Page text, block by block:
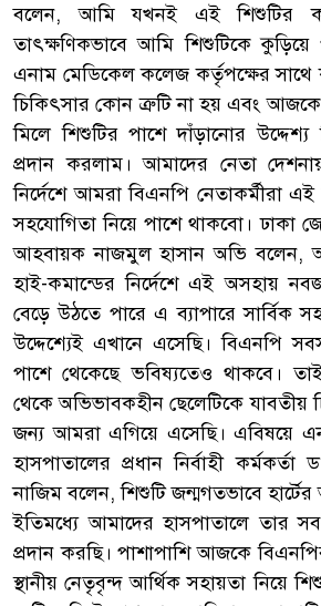
বলেন, আমি যখনই এই শিশুটির
তাৎক্ষণিকভাবে আমি শিশুটিকে
এনাম মেডিকেল কলেজ কর্তৃপক্ষের সাথে
চিকিৎসার কোন ত্রুটি না হয় এবং আজকে
মিলে শিশুটির পাশে দাঁড়ানোর
প্রদান করলাম। আমাদের নেতা
নির্দেশে আমরা বিএনপি নেতাকর্মীরা
সহযোগিতা নিয়ে পাশে থাকবো। ঢাকা
আহবায়ক নাজমুল হাসান অভি বলেন,
হাই-কমান্ডের নির্দেশে এই অসহায়
বেড়ে উঠতে পারে এ ব্যাপারে সার্বিক
উদ্দেশ্যেই এখানে এসেছি। বিএনপি
পাশে থেকেছে ভবিষ্যতেও থাকবে।
থেকে অভিভাবকহীন ছেলেটিকে যাবতীয়
জন্য আমরা এগিয়ে এসেছি। এবিষয়ে
হাসপাতালের প্রধান নির্বাহী
নাজিম বলেন, শিশুটি জন্মগতভাবে
ইতিমধ্যে আমাদের হাসপাতালে তার
প্রদান করছি। পাশাপাশি আজকে
স্থানীয় নেতৃবৃন্দ আর্থিক সহায়তা নিয়ে